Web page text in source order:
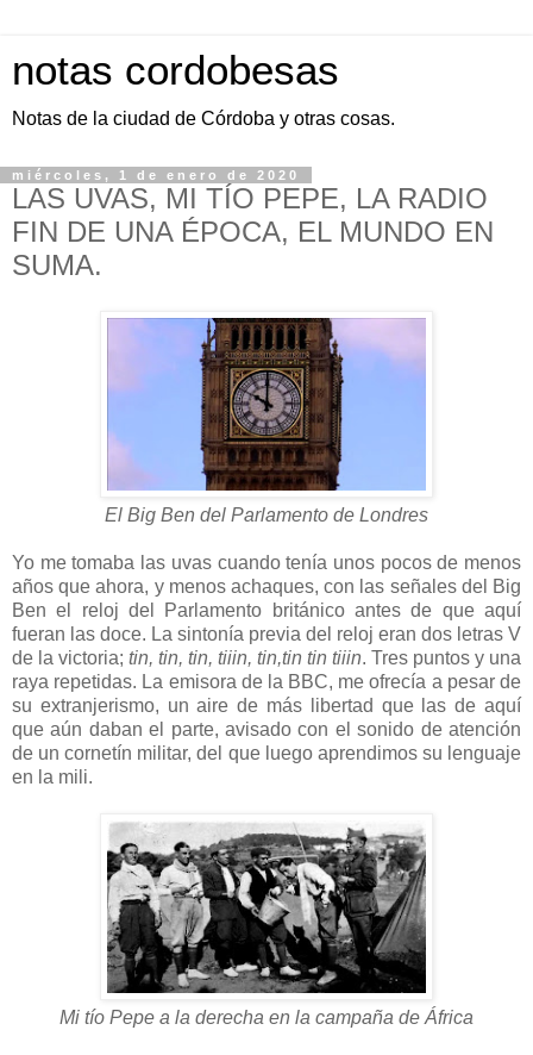
notas cordobesas
Notas de la ciudad de Córdoba y otras cosas.
miércoles, 1 de enero de 2020
LAS UVAS, MI TÍO PEPE, LA RADIO
FIN DE UNA ÉPOCA, EL MUNDO EN
SUMA.
El Big Ben del Parlamento de Londres
Yo me tomaba las uvas cuando tenía unos pocos de menos
años que ahora, y menos achaques, con las señales del Big
Ben el reloj del Parlamento británico antes de que aquí
fueran las doce. La sintonía previa del reloj eran dos letras V
de la victoria; tin, tin, tin, tiiin, tin,tin tin tiiin. Tres puntos y una
raya repetidas. La emisora de la BBC, me ofrecía a pesar de
su extranjerismo, un aire de más libertad que las de aquí
que aún daban el parte, avisado con el sonido de atención
de un cornetín militar, del que luego aprendimos su lenguaje
en la mili.
Mi tío Pepe a la derecha en la campaña de África